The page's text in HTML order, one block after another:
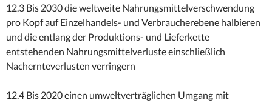
12.3 Bis 2030 die weltweite Nahrungsmittelverschwendung
pro Kopf auf Einzelhandels- und Verbraucherebene halbieren
und die entlang der Produktions- und Lieferkette
entstehenden Nahrungsmittelverluste einschließlich
Nachernteverlusten verringern
12.4 Bis 2020 einen umweltverträglichen Umgang mit